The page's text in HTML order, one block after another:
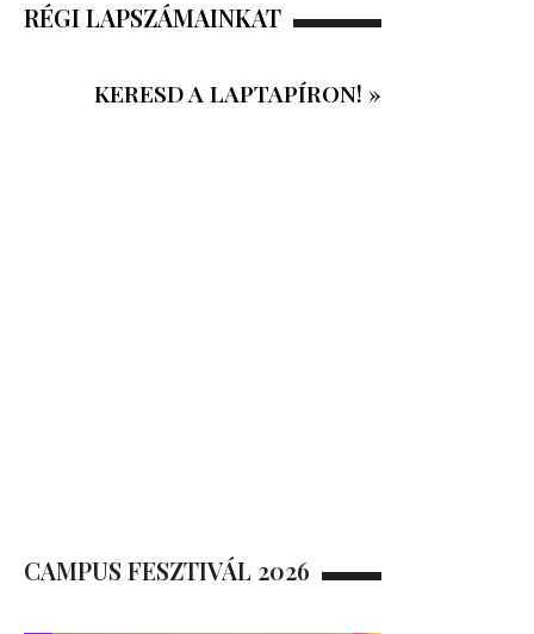
RÉGI LAPSZÁMAINKAT
KERESD A LAPTAPÍRON! »
CAMPUS FESZTIVÁL 2026